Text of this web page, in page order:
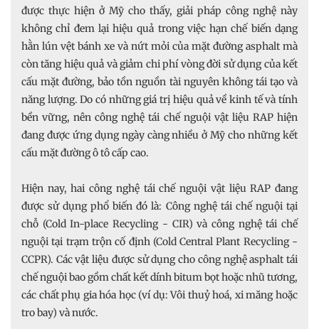
được thực hiện ở Mỹ cho thấy, giải pháp công nghệ này
không chỉ đem lại hiệu quả trong việc hạn chế biến dạng
hằn lún vệt bánh xe và nứt mỏi của mặt đường asphalt mà
còn tăng hiệu quả và giảm chi phí vòng đời sử dụng của kết
cấu mặt đường, bảo tồn nguồn tài nguyên không tái tạo và
năng lượng. Do có những giá trị hiệu quả về kinh tế và tính
bền vững, nên công nghệ tái chế nguội vật liệu RAP hiện
đang được ứng dụng ngày càng nhiều ở Mỹ cho những kết
cấu mặt đường ô tô cấp cao.
Hiện nay, hai công nghệ tái chế nguội vật liệu RAP đang
được sử dụng phổ biến đó là: Công nghệ tái chế nguội tại
chỗ (Cold In-place Recycling - CIR) và công nghệ tái chế
nguội tại trạm trộn cố định (Cold Central Plant Recycling -
CCPR). Các vật liệu được sử dụng cho công nghệ asphalt tái
chế nguội bao gồm chất kết dính bitum bọt hoặc nhũ tương,
các chất phụ gia hóa học (ví dụ: Vôi thuỷ hoá, xi măng hoặc
tro bay) và nước.